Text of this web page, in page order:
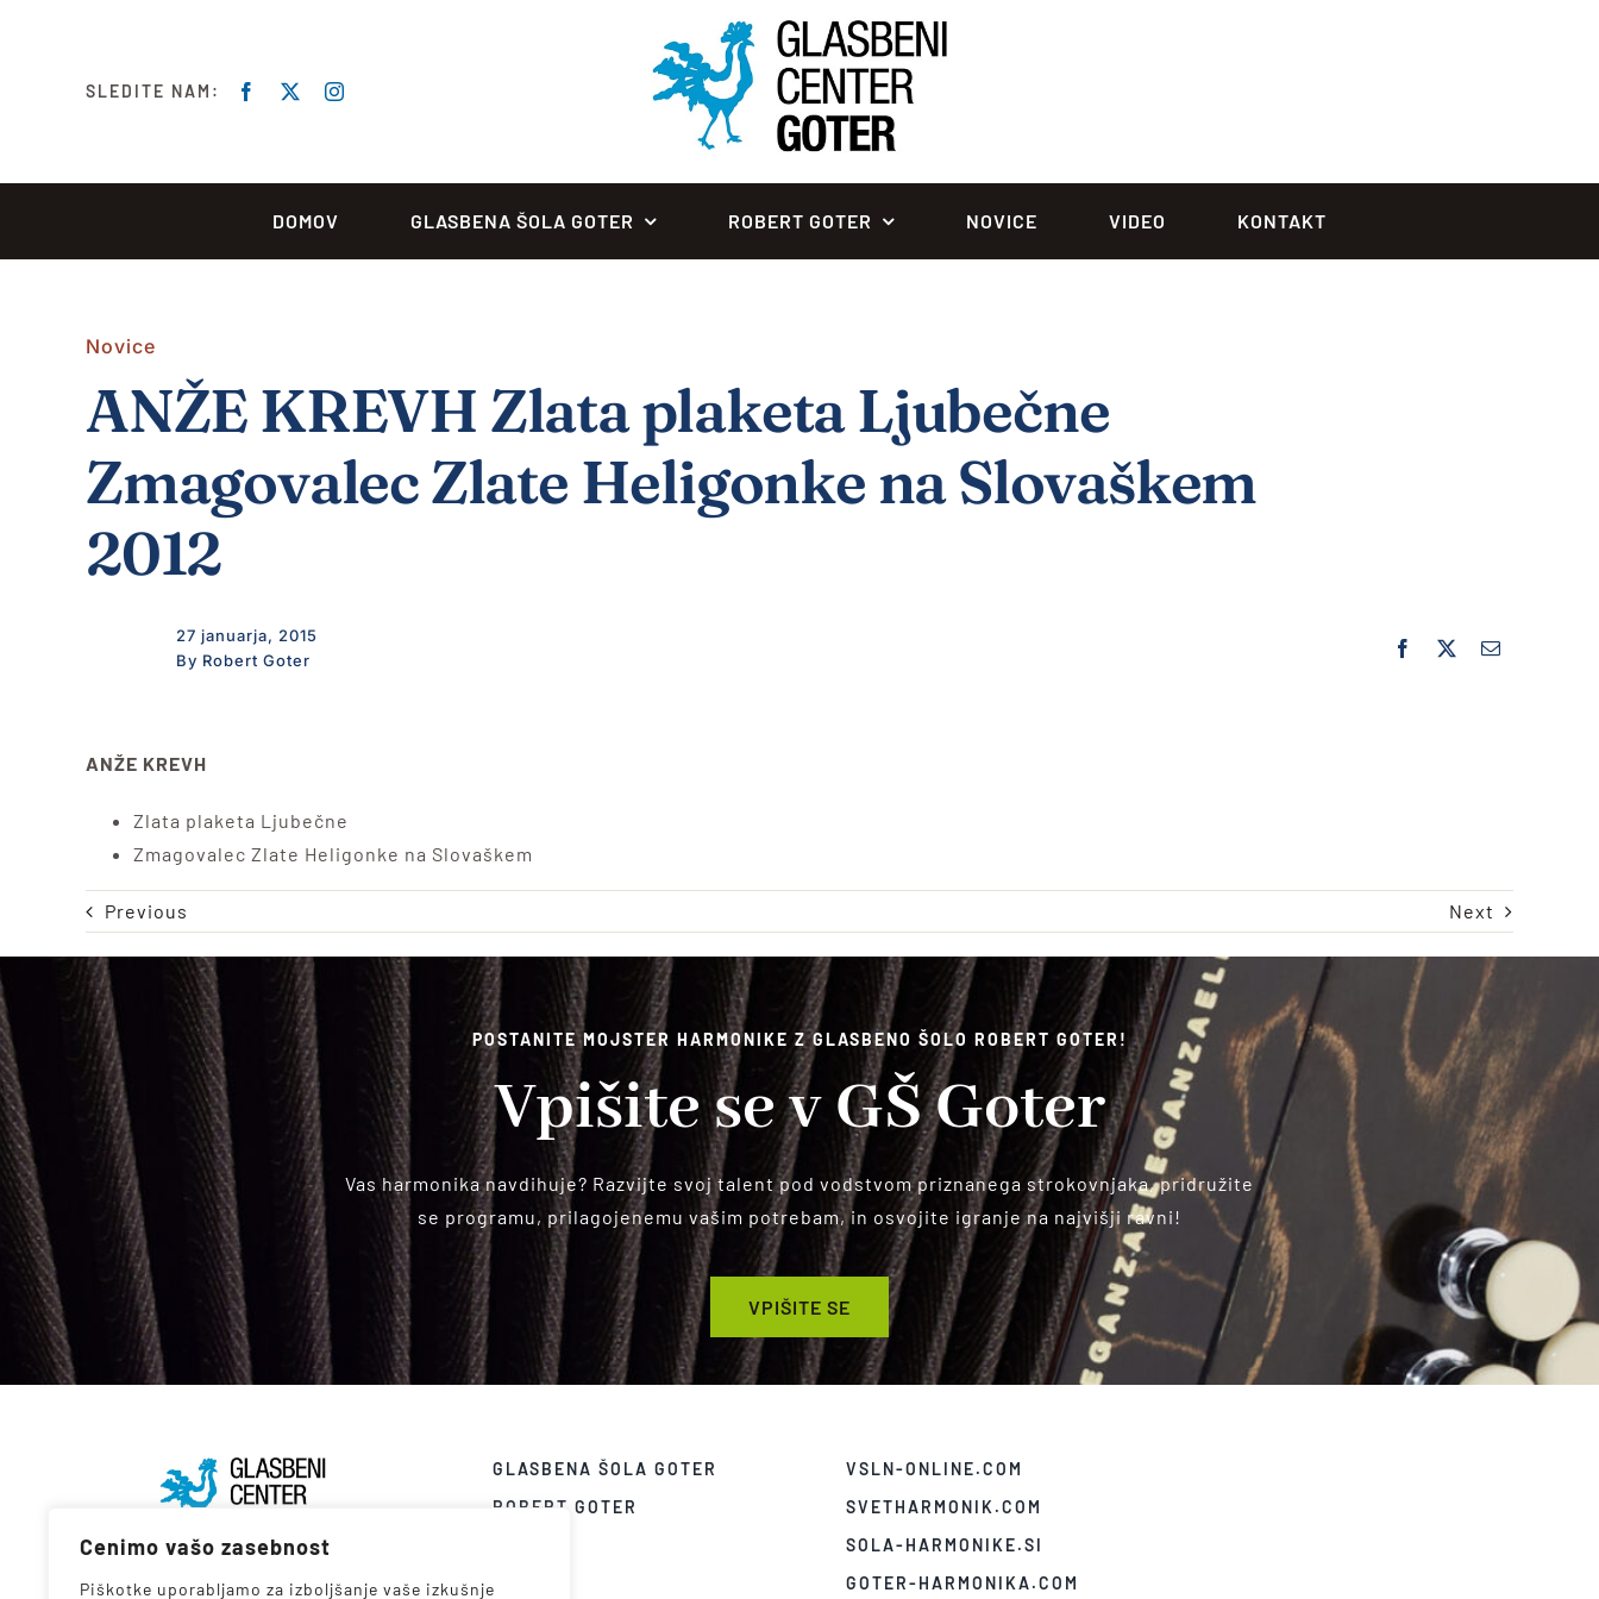
Cenimo vašo zasebnost
Piškotke uporabljamo za izboljšanje vaše izkušnje
SLEDITE NAM:
DOMOV GLASBENA ŠOLA GOTER ROBERT GOTER NOVICE VIDEO KONTAKT
Novice
ANŽE KREVH Zlata plaketa Ljubečne
Zmagovalec Zlate Heligonke na Slovaškem
2012
27 januarja, 2015
By Robert Goter
ANŽE KREVH
Zlata plaketa Ljubečne
Zmagovalec Zlate Heligonke na Slovaškem
Previous Next
POSTANITE MOJSTER HARMONIKE Z GLASBENO ŠOLO ROBERT GOTER!
Vpišite se v GŠ Goter
Vas harmonika navdihuje? Razvijte svoj talent pod vodstvom priznanega strokovnjaka, pridružite
se programu, prilagojenemu vašim potrebam, in osvojite igranje na najvišji ravni!
VPIŠITE SE
GLASBENA ŠOLA GOTER
ROBERT GOTER
VIDEO
VSLN-ONLINE.COM
SVETHARMONIK.COM
SOLA-HARMONIKE.SI
GOTER-HARMONIKA.COM